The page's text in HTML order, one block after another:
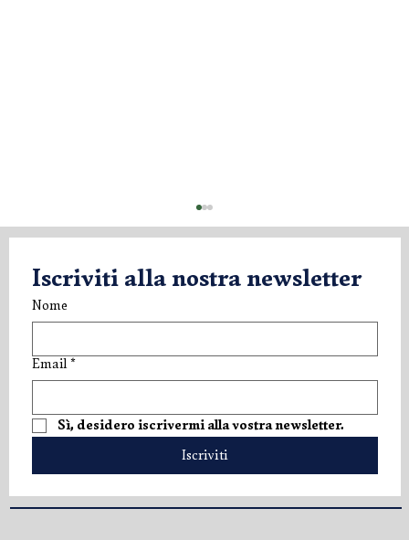
M Services: il vino perfetto per ogni
occasione
Iscriviti alla nostra newsletter
Nome
Email *
Sì, desidero iscrivermi alla vostra newsletter.
Iscriviti